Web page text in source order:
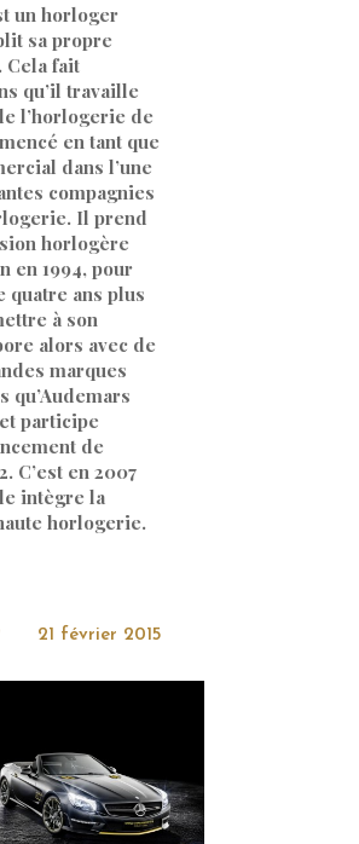
un horloger
sa propre
Cela fait
qu’il travaille
l’horlogerie de
en tant que
dans l’une
compagnies
Il prend
horlogère
en 1994, pour
quatre ans plus
à son
alors avec de
marques
qu’Audemars
participe
de
C’est en 2007
intègre la
horlogerie.
21 février 2015